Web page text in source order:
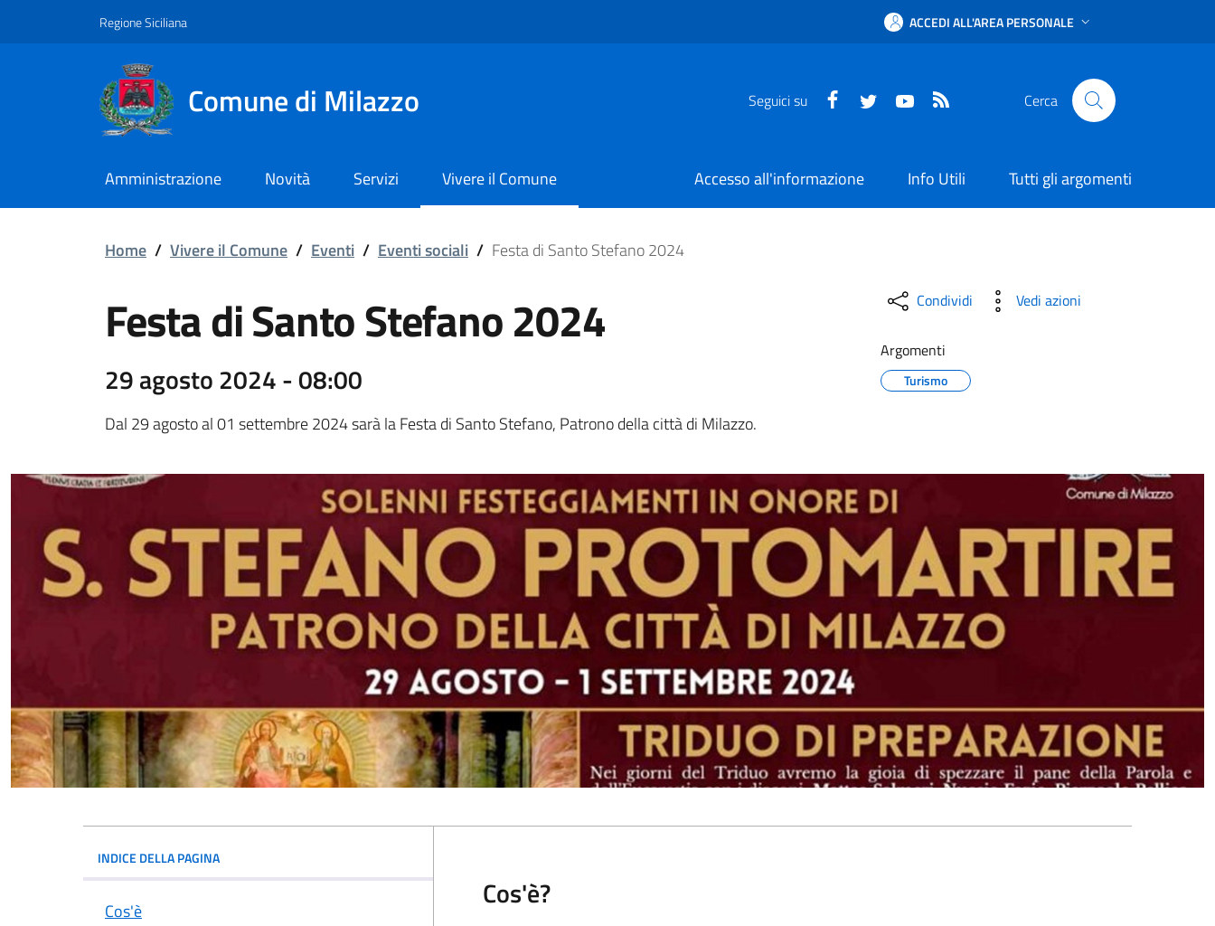
Regione Siciliana ACCEDI ALL'AREA PERSONALE
Comune di Milazzo Seguici su FacebookTwitter YouTube Cerca
Amministrazione Novità Servizi Vivere il Comune Accesso all'informazione Info Utili Tutti gli argomenti
Festa di Santo Stefano 2024
Home / Vivere il Comune / Eventi / Eventi sociali / Festa di Santo Stefano 2024
Festa di Santo Stefano 2024
29 agosto 2024 - 08:00
Dal 29 agosto al 01 settembre 2024 sarà la Festa di Santo Stefano, Patrono della città di Milazzo.
Condividi Vedi azioni
Argomenti
Turismo
INDICE DELLA PAGINA
Cos'è
Cos'è?